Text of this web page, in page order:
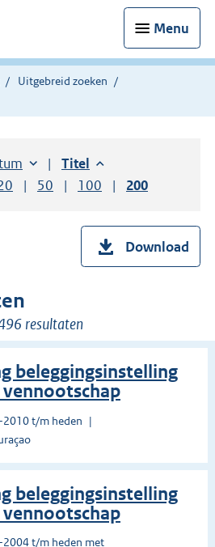
Menu
Uitgebreid zoeken
op:
aflopendSorteer op:
Titel aflopend
per pagina
resultaten per pagina
Toon
50 resultaten per pagina
Toon
100 resultaten per
Toon
200
Download
resultaten
beleggingsinstelling
t/m heden
beleggingsinstelling
t/m heden met